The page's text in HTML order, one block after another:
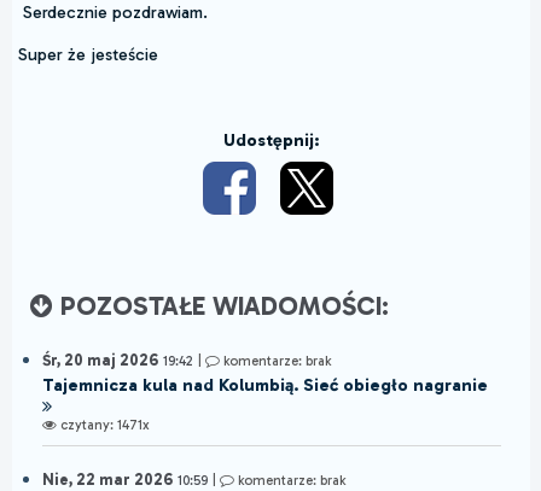
Serdecznie pozdrawiam.
Super że jesteście
Udostępnij:
POZOSTAŁE WIADOMOŚCI:
Śr, 20 maj 2026 19:42 komentarze: brak
Tajemnicza kula nad Kolumbią. Sieć obiegło nagranie
czytany: 1471x
Nie, 22 mar 2026 10:59 komentarze: brak